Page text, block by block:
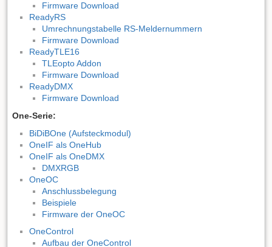
Firmware Download
ReadyRS
Umrechnungstabelle RS-Meldernummern
Firmware Download
ReadyTLE16
TLEopto Addon
Firmware Download
ReadyDMX
Firmware Download
One-Serie:
BiDiBOne (Aufsteckmodul)
OneIF als OneHub
OneIF als OneDMX
DMXRGB
OneOC
Anschlussbelegung
Beispiele
Firmware der OneOC
OneControl
Aufbau der OneControl